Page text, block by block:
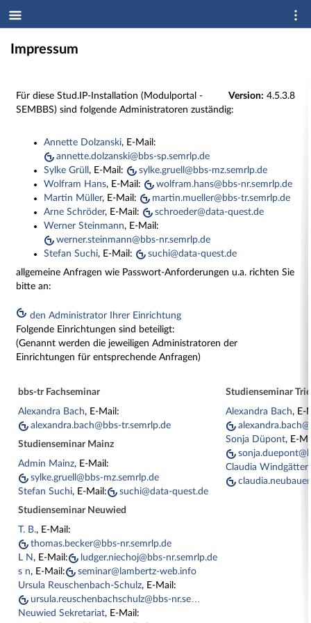
Impressum
Version: 4.5.3.8
Für diese Stud.IP-Installation (Modulportal -
SEMBBS) sind folgende Administratoren zuständig:
Annette Dolzanski, E-Mail:
annette.dolzanski@bbs-sp.semrlp.de
Sylke Grüll, E-Mail:
sylke.gruell@bbs-mz.semrlp.de
Wolfram Hans, E-Mail:
wolfram.hans@bbs-nr.semrlp.de
Martin Müller, E-Mail:
martin.mueller@bbs-tr.semrlp.de
Arne Schröder, E-Mail:
schroeder@data-quest.de
Werner Steinmann, E-Mail:
werner.steinmann@bbs-nr.semrlp.de
Stefan Suchi, E-Mail:
suchi@data-quest.de
allgemeine Anfragen wie Passwort-Anforderungen u.a. richten Sie
bitte an:
den Administrator Ihrer Einrichtung
Folgende Einrichtungen sind beteiligt:
(Genannt werden die jeweiligen Administratoren der
Einrichtungen für entsprechende Anfragen)
bbs-tr Fachseminar
Alexandra Bach, E-Mail:
alexandra.bach@bbs-tr.semrlp.de
Studienseminar Mainz
Admin Mainz, E-Mail:
sylke.gruell@bbs-mz.semrlp.de
Stefan Suchi, E-Mail:
suchi@data-quest.de
Studienseminar Neuwied
T. B., E-Mail:
thomas.becker@bbs-nr.semrlp.de
L N, E-Mail:
ludger.niechoj@bbs-nr.semrlp.de
s n, E-Mail:
seminar@lambertz-web.info
Ursula Reuschenbach-Schulz, E-Mail:
ursula.reuschenbachschulz@bbs-nr.semrlp.de
Neuwied Sekretariat, E-Mail:
Studienseminar
Alexandra Bach, E-
Sonja Düpont, E-
Claudia Windgätter
claudia.neubauer-